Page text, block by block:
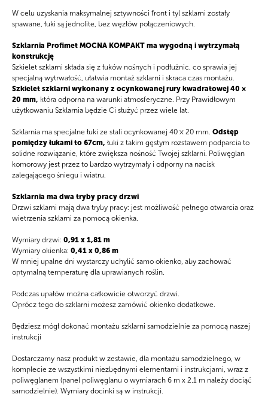
Produkty
Strona
Główna
O firmie
Menu
W celu uzyskania maksymalnej sztywności front i tyl szklarni zostały
spawane, łuki są jednolite, bez węzłów połączeniowych.
Szklarnia Profimet MOCNA KOMPAKT ma wygodną i wytrzymałą
konstrukcję
Szkielet szklarni składa się z łuków nośnych i podłużnic, co sprawia jej
specjalną wytrwałość, ułatwia montaż szklarni i skraca czas montażu.
Szkielet szklarni wykonany z ocynkowanej rury kwadratowej 40 ×
20 mm, która odporna na warunki atmosferyczne. Przy Prawidłowym
użytkowaniu Szklarnia będzie Ci służyć przez wiele lat.
Szklarnia ma specjalne łuki ze stali ocynkowanej 40 × 20 mm. Odstęp
pomiędzy łukami to 67cm, łuki z takim gęstym rozstawem podparcia to
solidne rozwiązanie, które zwiększa nośność Twojej szklarni. Poliwęglan
komorowy jest przez to bardzo wytrzymały i odporny na nacisk
zalegającego śniegu i wiatru.
Szklarnia ma dwa tryby pracy drzwi
Drzwi szklarni mają dwa tryby pracy: jest możliwość pełnego otwarcia oraz
wietrzenia szklarni za pomocą okienka.
Wymiary drzwi: 0,91 х 1,81 m
Wymiary okienka: 0,41 х 0,86 m
W mniej upalne dni wystarczy uchylić samo okienko, aby zachować
optymalną temperaturę dla uprawianych roślin.
Podczas upałów można całkowicie otworzyć drzwi.
Oprócz tego do szklarni możesz zamówić okienko dodatkowe.
Będziesz mógł dokonać montażu szklarni samodzielnie za pomocą naszej
instrukcji
Dostarczamy nasz produkt w zestawie, dla montażu samodzielnego, w
komplecie ze wszystkimi niezbędnymi elementami i instrukcjami, wraz z
poliwęglanem (panel poliwęglanu o wymiarach 6 m x 2,1 m należy dociąć
samodzielnie). Wymiary docinki są w instrukcji.